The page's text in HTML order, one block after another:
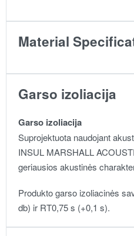
Material
Garso izoliacija
Garso izoliacija
Suprojektuota naudojant
INSUL MARSHALL
geriausios akustinės
Produkto garso izoliacinės
db) ir RT0,75 s (+0,1 s).